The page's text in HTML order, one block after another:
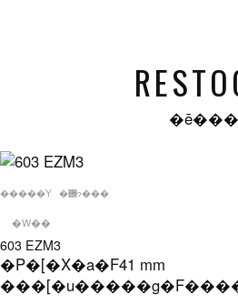
�ē���
�����Y �݌ɂ���
�W��
603 EZM3
�P�[�X�a�F41 mm
���[�u�����g�F